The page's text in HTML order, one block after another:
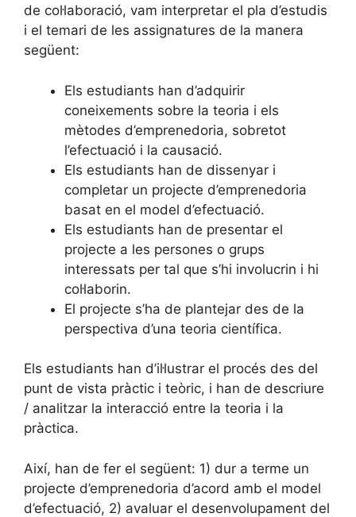
de col·laboració, vam interpretar el pla d’estudis
i el temari de les assignatures de la manera
següent:
Els estudiants han d’adquirir
coneixements sobre la teoria i els
mètodes d’emprenedoria, sobretot
l’efectuació i la causació.
Els estudiants han de dissenyar i
completar un projecte d’emprenedoria
basat en el model d’efectuació.
Els estudiants han de presentar el
projecte a les persones o grups
interessats per tal que s’hi involucrin i hi
col·laborin.
El projecte s’ha de plantejar des de la
perspectiva d’una teoria científica.
Els estudiants han d’il·lustrar el procés des del
punt de vista pràctic i teòric, i han de descriure
/ analitzar la interacció entre la teoria i la
pràctica.
Així, han de fer el següent: 1) dur a terme un
projecte d’emprenedoria d’acord amb el model
d’efectuació, 2) avaluar el desenvolupament del